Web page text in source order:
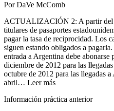
Por DaVe McComb
ACTUALIZACIÓN 2: A partir del
titulares de pasaportes
pagar la tasa de reciprocidad. Los
siguen estando obligados a
entrada a Argentina debe
diciembre de 2012 para las
octubre de 2012 para las llegadas
abril… Leer más
Información práctica anterior